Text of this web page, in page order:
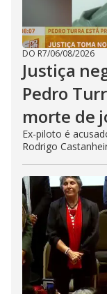
DO R7/06/08/2026
Justiça
Pedro
morte de
Ex-piloto é
Rodrigo